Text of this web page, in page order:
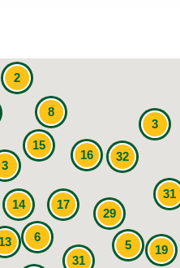
31
31
32
13
29
14
15
17
19
8
16
6
3
5
3
2